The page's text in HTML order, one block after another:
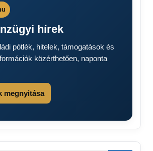
hírek
pótlék, hitelek, támogatások és
közérthetően, naponta
megnyitása